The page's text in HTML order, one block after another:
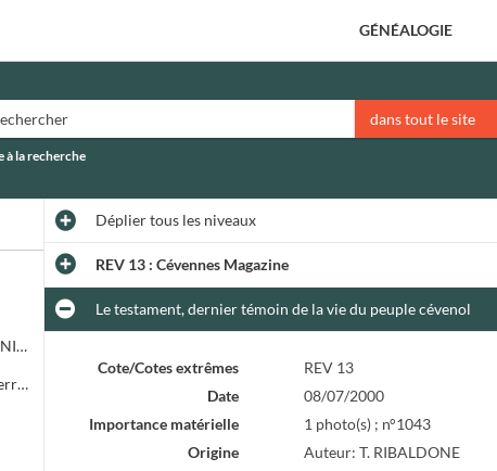
GÉNÉALOGIE
dans tout le site
à la recherche
Le contrat territorial Région/Communauté d'Agglomération NIMES Métropole
L'aigle royal s'invite aux Hivernales de l'Aigoual au col de la serreyrède. Programme de la journée
Dépliertous les niveaux
REV 13 : Cévennes Magazine
Le testament, dernier témoin de la vie du peuple cévenol
Cote/Cotes extrêmes
REV 13
Date
08/07/2000
Importance matérielle
1 photo(s) ; n°1043
Origine
Auteur: T. RIBALDONE